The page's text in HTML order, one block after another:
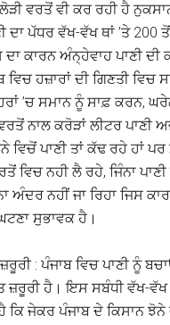
ਵਰਤੋਂ ਵੀ ਕਰ ਰਹੀ ਹੈ
ਦਾ ਪੱਧਰ ਵੱਖ-ਵੱਖ ਥਾਂ ’ਤੇ 200
ਕਾਰਨ ਅੰਨ੍ਹੇਵਾਹ ਪਾਣੀ ਦੀ
ਹਜ਼ਾਰਾਂ ਦੀ ਗਿਣਤੀ ਵਿਚ
’ਚ ਸਮਾਨ ਨੂੰ ਸਾਫ਼ ਕਰਨ,
ਨਾਲ ਕਰੋੜਾਂ ਲੀਟਰ ਪਾਣੀ
ਵਿਚੋਂ ਪਾਣੀ ਤਾਂ ਕੱਢ ਰਹੇ ਹਾਂ ਪਰ
ਵਿਚ ਨਹੀ ਲੈ ਰਹੇ, ਜਿੰਨਾ
ਅੰਦਰ ਨਹੀਂ ਜਾ ਰਿਹਾ ਜਿਸ
ਸੁਭਾਵਕ ਹੈ।
: ਪੰਜਾਬ ਵਿਚ ਪਾਣੀ ਨੂੰ
ਜ਼ਰੂਰੀ ਹੈ। ਇਸ ਸਬੰਧੀ ਵੱਖ-ਵੱਖ
ਕਿ ਜੇਕਰ ਪੰਜਾਬ ਦੇ ਕਿਸਾਨ ਝੋਨੇ